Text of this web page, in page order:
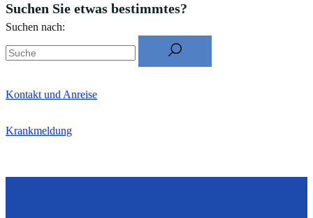
Suchen Sie etwas bestimmtes?
Suchen nach:
Kontakt und Anreise
Krankmeldung